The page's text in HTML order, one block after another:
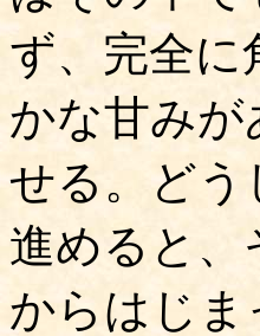
ず、完全に
かな甘みが
せる。どう
進めると、
からはじ